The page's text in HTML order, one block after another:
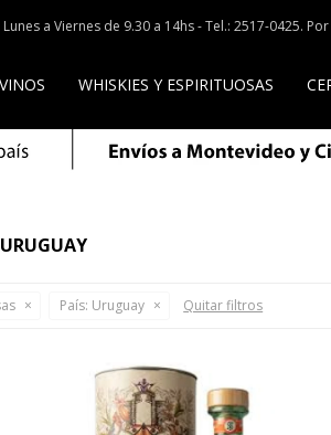
VINOS WHISKIES Y ESPIRITUOSAS
a Viernes de 9.30 a 14hs - Tel.: 2517-0425.
País: Uruguay Quitar filtros